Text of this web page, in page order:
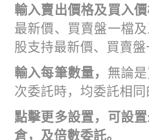
輸入賣出價格及買入價
最新價、買賣盤一檔
股支持最新價、買賣盤
輸入每筆數量， 無論
次委託時，均委託相同
點擊更多設置，可設
倉，及倍數委託。